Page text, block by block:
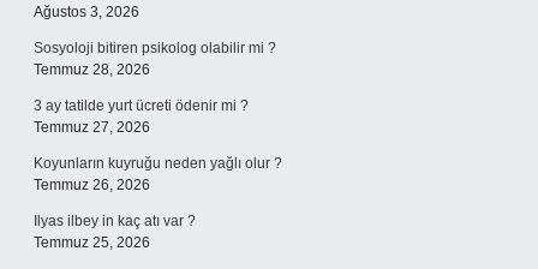
Ağustos 3, 2026
Sosyoloji bitiren psikolog olabilir mi ?
Temmuz 28, 2026
3 ay tatilde yurt ücreti ödenir mi ?
Temmuz 27, 2026
Koyunların kuyruğu neden yağlı olur ?
Temmuz 26, 2026
Ilyas ilbey in kaç atı var ?
Temmuz 25, 2026